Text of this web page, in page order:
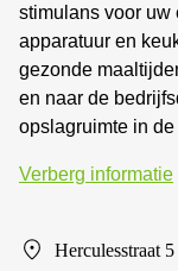
stimulans voor uw
apparatuur en
gezonde
en naar de
opslagruimte in
Verberg informatie
Herculesstraat 5